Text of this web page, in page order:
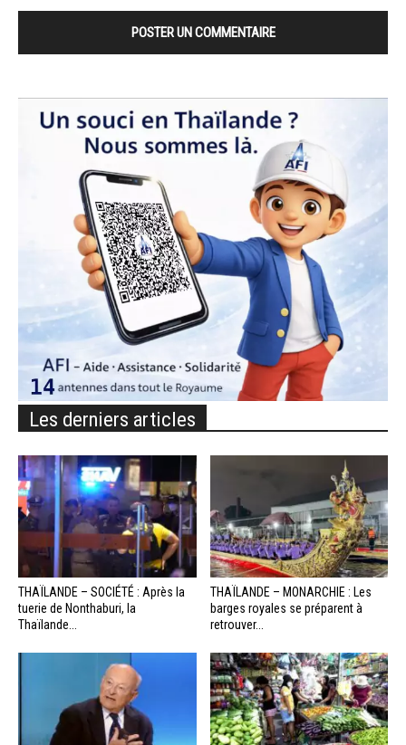
Les derniers articles
THAÏLANDE – SOCIÉTÉ : Après la
tuerie de Nonthaburi, la
Thaïlande...
THAÏLANDE – MONARCHIE : Les
barges royales se préparent à
retrouver...